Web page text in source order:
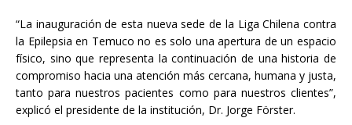
“La inauguración de esta nueva sede de la Liga Chilena contra
la Epilepsia en Temuco no es solo una apertura de un espacio
físico, sino que representa la continuación de una historia de
compromiso hacia una atención más cercana, humana y justa,
tanto para nuestros pacientes como para nuestros clientes”,
explicó el presidente de la institución, Dr. Jorge Förster.